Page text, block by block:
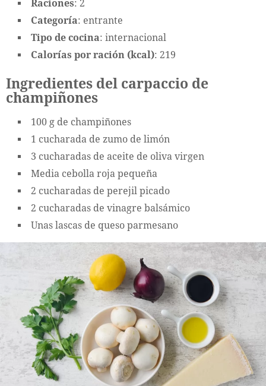
Raciones: 2
Categoría: entrante
Tipo de cocina: internacional
Calorías por ración (kcal): 219
Ingredientes del carpaccio de
champiñones
100 g de champiñones
1 cucharada de zumo de limón
3 cucharadas de aceite de oliva virgen
Media cebolla roja pequeña
2 cucharadas de perejil picado
2 cucharadas de vinagre balsámico
Unas lascas de queso parmesano